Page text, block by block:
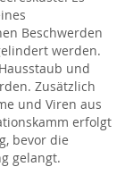
Beschwerden
werden.
und
Zusätzlich
und Viren aus
erfolgt
bevor die
gelangt.